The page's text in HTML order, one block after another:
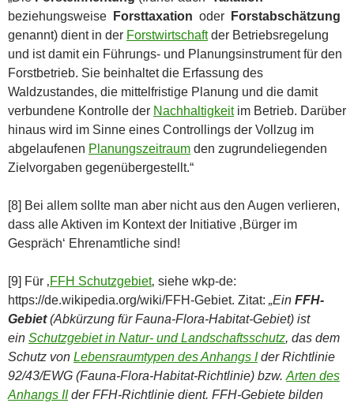
beziehungsweise
Forsttaxation oder
Forstabschätzung
genannt) dient in der Forstwirtschaftder Betriebsregelung
und ist damit ein Führungs- und Planungsinstrument für den
Forstbetrieb. Sie beinhaltet die Erfassung des
Waldzustandes, die mittelfristige Planung und die damit
verbundene Kontrolle der Nachhaltigkeitim Betrieb. Darüber
hinaus wird im Sinne eines Controllings der Vollzug im
abgelaufenen Planungszeitraum den zugrundeliegenden
Zielvorgaben gegenübergestellt.“
[8] Bei allem sollte man aber nicht aus den Augen verlieren,
dass alle Aktiven im Kontext der Initiative ‚Bürger im
Gespräch‘ Ehrenamtliche sind!
[9] Für ‚FFH Schutzgebiet‚ siehe wkp-de:
https://de.wikipedia.org/wiki/FFH-Gebiet. Zitat: „Ein FFH-
Gebiet(Abkürzung für Fauna-Flora-Habitat-Gebiet) ist
ein Schutzgebiet in Natur- und Landschaftsschutz, das dem
Schutz von Lebensraumtypen des Anhangs Ider Richtlinie
92/43/EWG (Fauna-Flora-Habitat-Richtlinie) bzw. Arten des
Anhangs IIder FFH-Richtlinie dient. FFH-Gebiete bilden